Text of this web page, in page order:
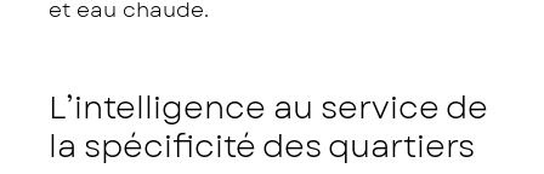
et eau chaude.
L’intelligence au service de
la spécificité des quartiers